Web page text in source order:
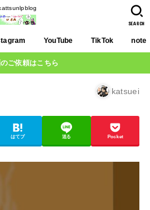
YouTube TikTok note
SEARCH
ご依頼はこちら
katsuei
はてブ 送る Pocket